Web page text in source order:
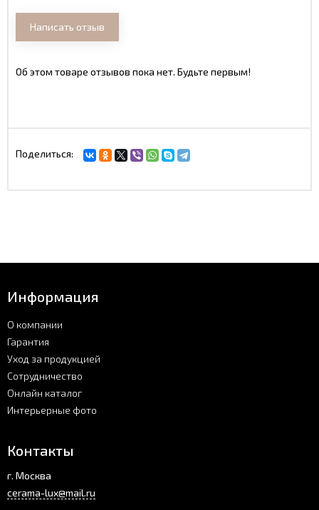
Написать отзыв
Об этом товаре отзывов пока нет. Будьте первым!
Поделиться:
Информация
О компании
Гарантия
Уход за продукцией
Сотрудничество
Онлайн каталог
Интерьерные фото
Контакты
г. Москва
cerama-lux@mail.ru